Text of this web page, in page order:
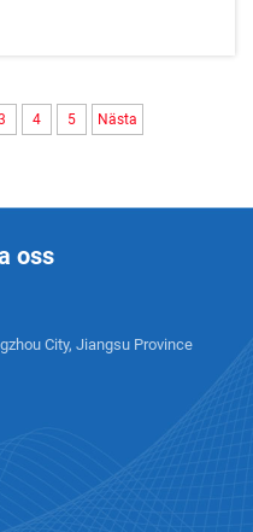
4 5 Nästa
oss
City, Jiangsu Province